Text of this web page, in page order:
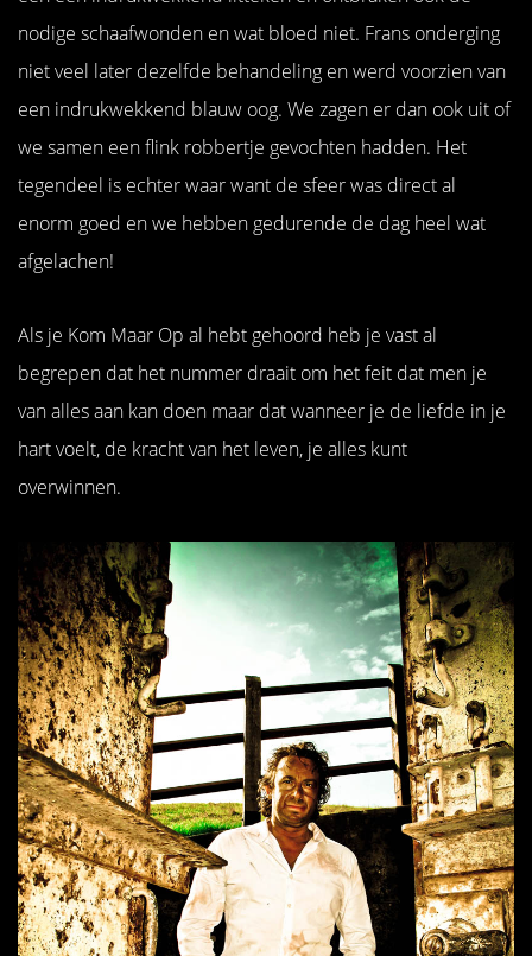
nodige schaafwonden en wat bloed niet. Frans onderging
niet veel later dezelfde behandeling en werd voorzien van
een indrukwekkend blauw oog. We zagen er dan ook uit of
we samen een flink robbertje gevochten hadden. Het
tegendeel is echter waar want de sfeer was direct al
enorm goed en we hebben gedurende de dag heel wat
afgelachen!
Als je Kom Maar Op al hebt gehoord heb je vast al
begrepen dat het nummer draait om het feit dat men je
van alles aan kan doen maar dat wanneer je de liefde in je
hart voelt, de kracht van het leven, je alles kunt
overwinnen.